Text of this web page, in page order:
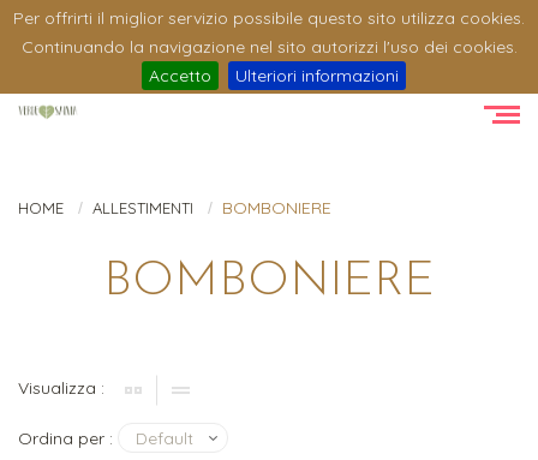
Per offrirti il miglior servizio possibile questo sito utilizza cookies.
Continuando la navigazione nel sito autorizzi l'uso dei cookies.
Accetto
Ulteriori informazioni
HOME ALLESTIMENTI BOMBONIERE
BOMBONIERE
Visualizza :
Ordina per : Default